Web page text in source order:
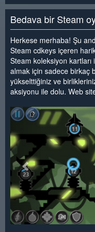
Bedava bir Steam
Herkese merhaba! Şu
Steam cdkeys içeren
Steam koleksiyon
almak için sadece birkaç
yükselttiğiniz ve
aksiyonu ile dolu. Web
<